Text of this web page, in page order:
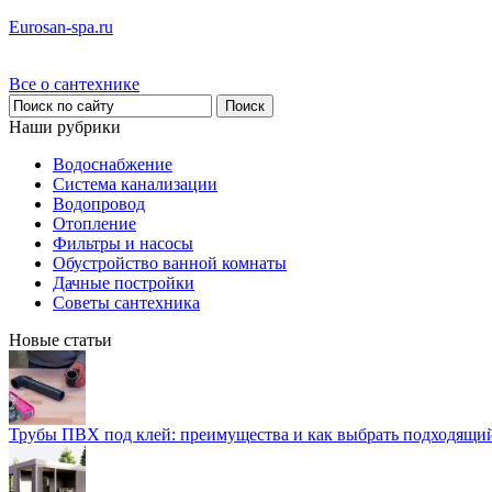
Eurosan-spa.ru
Все о сантехнике
Наши рубрики
Водоснабжение
Система канализации
Водопровод
Отопление
Фильтры и насосы
Обустройство ванной комнаты
Дачные постройки
Советы сантехника
Новые статьи
Трубы ПВХ под клей: преимущества и как выбрать